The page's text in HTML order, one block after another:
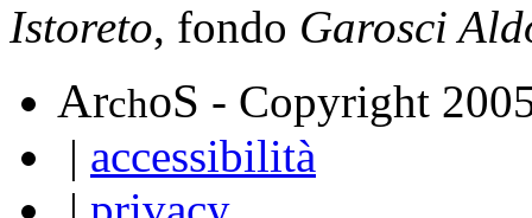
Istoreto, fondo Garosci
ArchoS - Copyright
| accessibilità